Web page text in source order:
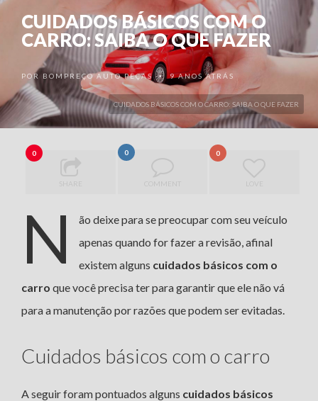
CUIDADOS BÁSICOS COM O CARRO: SAIBA O QUE FAZER
CUIDADOS BÁSICOS COM O
CARRO: SAIBA O QUE FAZER
POR BOMPREÇO AUTO PEÇAS • 9 ANOS ATRÁS
0
SHARE
0
COMMENT
0
N
ão deixe para se preocupar com seu veículo
apenas quando for fazer a revisão, afinal
existem alguns cuidados básicos com o
carro que você precisa ter para garantir que ele não vá
para a manutenção por razões que podem ser evitadas.
Cuidados básicos com o carro
A seguir foram pontuados alguns cuidados básicos